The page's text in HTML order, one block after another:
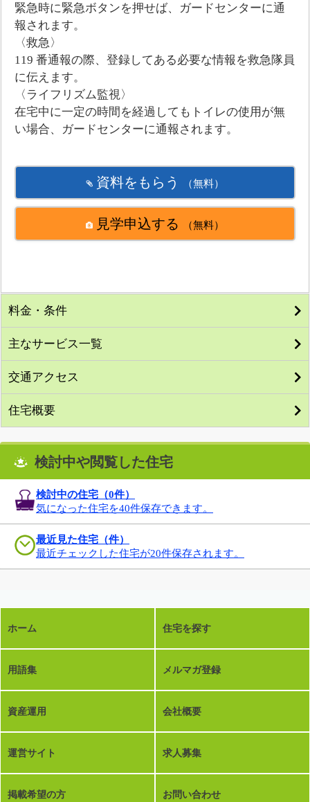
緊急時に緊急ボタンを押せば、ガードセンターに通
報されます。
〈救急〉
119 番通報の際、登録してある必要な情報を救急隊員
に伝えます。
〈ライフリズム監視〉
在宅中に一定の時間を経過してもトイレの使用が無
い場合、ガードセンターに通報されます。
資料をもらう （無料）
見学申込する （無料）
料金・条件
主なサービス一覧
交通アクセス
住宅概要
検討中や閲覧した住宅
検討中の住宅（0件）
気になった住宅を40件保存できます。
最近見た住宅（件）
最近チェックした住宅が20件保存されます。
ホーム 住宅を探す
用語集 メルマガ登録
資産運用 会社概要
運営サイト 求人募集
掲載希望の方 お問い合わせ